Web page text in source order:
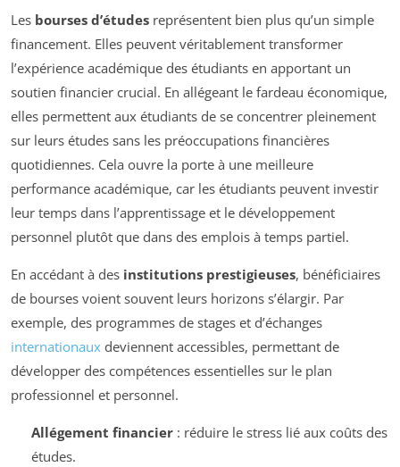
Les bourses d’études représentent bien plus qu’un simple
financement. Elles peuvent véritablement transformer
l’expérience académique des étudiants en apportant un
soutien financier crucial. En allégeant le fardeau économique,
elles permettent aux étudiants de se concentrer pleinement
sur leurs études sans les préoccupations financières
quotidiennes. Cela ouvre la porte à une meilleure
performance académique, car les étudiants peuvent investir
leur temps dans l’apprentissage et le développement
personnel plutôt que dans des emplois à temps partiel.
En accédant à des institutions prestigieuses, bénéficiaires
de bourses voient souvent leurs horizons s’élargir. Par
exemple, des programmes de stages et d’échanges
internationaux deviennent accessibles, permettant de
développer des compétences essentielles sur le plan
professionnel et personnel.
Allégement financier: réduire le stress lié aux coûts des
études.